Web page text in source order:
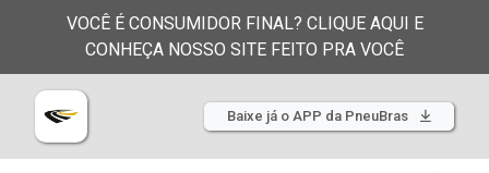
VOCÊ É CONSUMIDOR FINAL? CLIQUE AQUI E
CONHEÇA NOSSO SITE FEITO PRA VOCÊ
Baixe já o APP da PneuBras